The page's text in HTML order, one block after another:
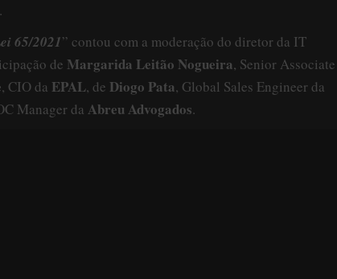
65/2021” contou com a moderação do diretor da IT
de Margarida Leitão Nogueira, Senior Associate
, CIO da EPAL, de Diogo Pata, Global Sales Engineer da
Manager da Abreu Advogados.